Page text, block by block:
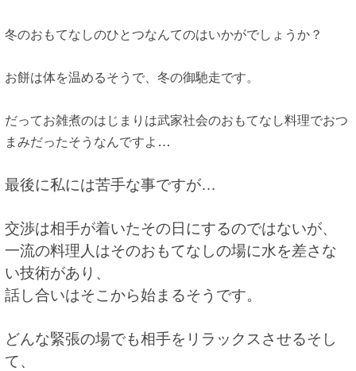
冬のおもてなしのひとつなんてのはいかがでしょうか？
お餅は体を温めるそうで、冬の御馳走です。
だってお雑煮のはじまりは武家社会のおもてなし料理でおつ
まみだったそうなんですよ …
最後に私には苦手な事ですが…
交渉は相手が着いたその日にするのではないが、
一流の料理人はそのおもてなしの場に水を差さな
い技術があり、
話し合いはそこから始まるそうです。
どんな緊張の場でも相手をリラックスさせるそし
て、